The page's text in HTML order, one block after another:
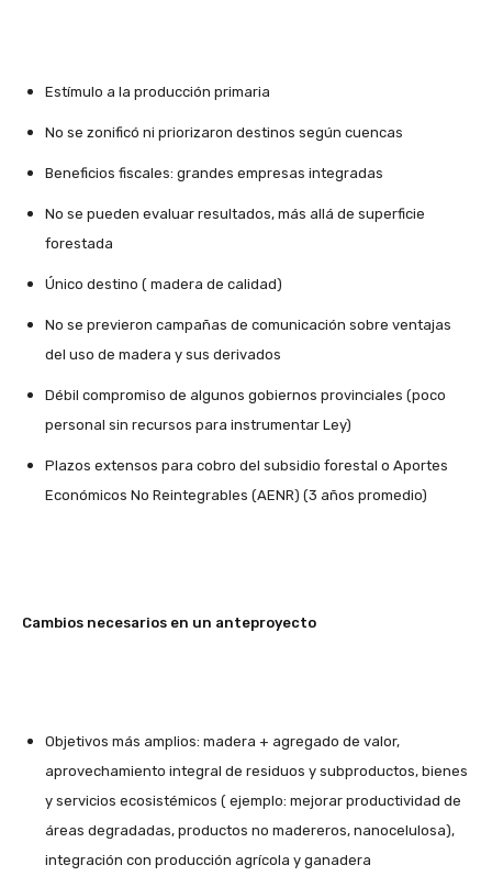
Estímulo a la producción primaria
No se zonificó ni priorizaron destinos según cuencas
Beneficios fiscales: grandes empresas integradas
No se pueden evaluar resultados, más allá de superficie
forestada
Único destino ( madera de calidad)
No se previeron campañas de comunicación sobre ventajas
del uso de madera y sus derivados
Débil compromiso de algunos gobiernos provinciales (poco
personal sin recursos para instrumentar Ley)
Plazos extensos para cobro del subsidio forestal o Aportes
Económicos No Reintegrables (AENR) (3 años promedio)
Cambios necesarios en un anteproyecto
Objetivos más amplios: madera + agregado de valor,
aprovechamiento integral de residuos y subproductos, bienes
y servicios ecosistémicos ( ejemplo: mejorar productividad de
áreas degradadas, productos no madereros, nanocelulosa),
integración con producción agrícola y ganadera